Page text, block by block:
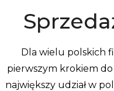
Dla wielu polskich
pierwszym krokiem
największy udział w